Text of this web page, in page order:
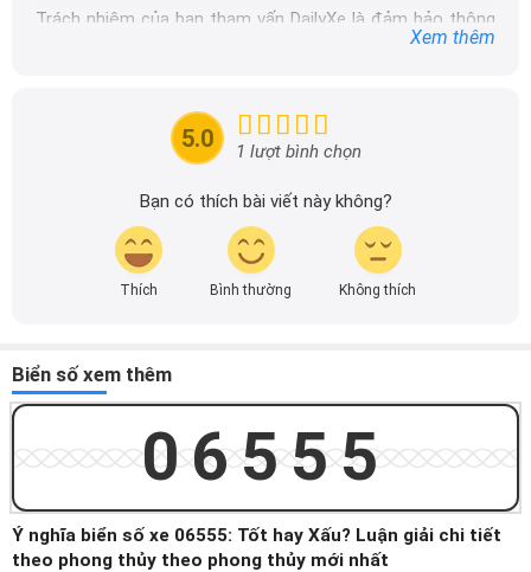
Trách nhiệm của ban tham vấn DailyXe là đảm bảo thông
tin chính xác được đăng tải trên dailyxe.com.vn, thường
tin nhanh chóng và dễ dàng hơn.
Xem thêm
5.0 1 lượt bình chọn
Bạn có thích bài viết này không?
Thích Bình thường Không thích
Biển số xem thêm
06555
Ý nghĩa biển số xe 06555: Tốt hay Xấu? Luận giải chi tiết
theo phong thủy theo phong thủy mới nhất